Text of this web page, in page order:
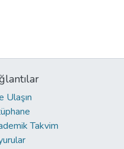
Ulaşın
Takvim